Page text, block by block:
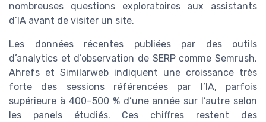
nombreuses questions exploratoires aux assistants
d’IA avant de visiter un site.
Les données récentes publiées par des outils
d’analytics et d’observation de SERP comme Semrush,
Ahrefs et Similarweb indiquent une croissance très
forte des sessions référencées par l’IA, parfois
supérieure à 400–500 % d’une année sur l’autre selon
les panels étudiés. Ces chiffres restent des